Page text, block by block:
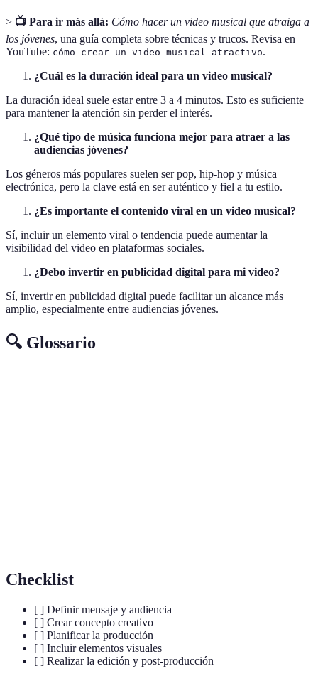
> 📺 Para ir más allá: Cómo hacer un video musical que atraiga a
los jóvenes, una guía completa sobre técnicas y trucos. Revisa en
YouTube: cómo crear un video musical atractivo.
¿Cuál es la duración ideal para un video musical?
La duración ideal suele estar entre 3 a 4 minutos. Esto es suficiente
para mantener la atención sin perder el interés.
¿Qué tipo de música funciona mejor para atraer a las
audiencias jóvenes?
Los géneros más populares suelen ser pop, hip-hop y música
electrónica, pero la clave está en ser auténtico y fiel a tu estilo.
¿Es importante el contenido viral en un video musical?
Sí, incluir un elemento viral o tendencia puede aumentar la
visibilidad del video en plataformas sociales.
¿Debo invertir en publicidad digital para mi video?
Sí, invertir en publicidad digital puede facilitar un alcance más
amplio, especialmente entre audiencias jóvenes.
🔍 Glossario
Checklist
[ ] Definir mensaje y audiencia
[ ] Crear concepto creativo
[ ] Planificar la producción
[ ] Incluir elementos visuales
[ ] Realizar la edición y post-producción